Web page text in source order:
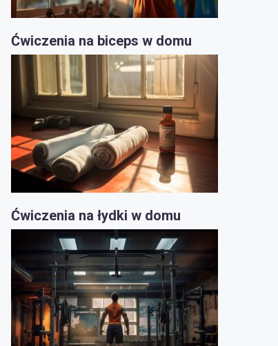
Ćwiczenia na biceps w domu
Ćwiczenia na łydki w domu